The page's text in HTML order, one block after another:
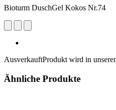
Bioturm DuschGel Kokos Nr.74
AusverkauftProdukt wird in
Ähnliche Produkte